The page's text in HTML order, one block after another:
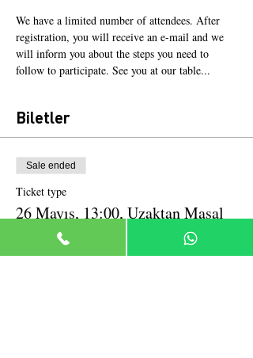
We have a limited number of attendees. After
registration, you will receive an e-mail and we
will inform you about the steps you need to
follow to participate. See you at our table...
Biletler
Sale ended
Ticket type
26 Mayıs, 13:00, Uzaktan Masal
More info